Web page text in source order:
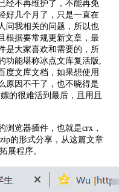
经不再维护了，不能再免
好几个月了，只是一直在
问我相关的问题，所以也
根据要常规更新文章，最
是大家喜欢和需要的，所
功能堪称冰点文库复活版,
度文库文档，如果想使用
原因不干了，也不晓得是
的很难活到最后，且用且
浏览器插件，也就是crx，
的形式分享，从这篇文章
展程序。